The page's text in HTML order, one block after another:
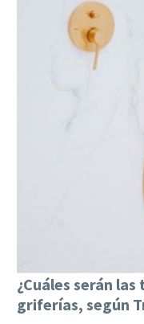
¿Cuáles serán
griferías, según